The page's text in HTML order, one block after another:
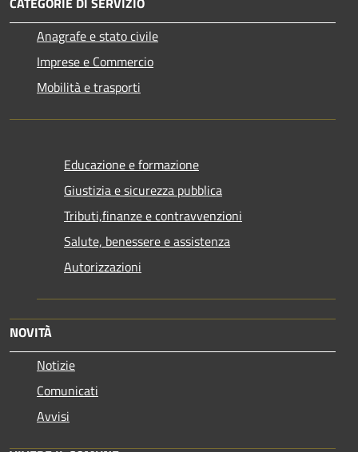
Anagrafe e stato civile
Imprese e Commercio
Mobilità e trasporti
Educazione e formazione
Giustizia e sicurezza pubblica
Tributi,finanze e contravvenzioni
Salute, benessere e assistenza
Autorizzazioni
NOVITÀ
Notizie
Comunicati
Avvisi